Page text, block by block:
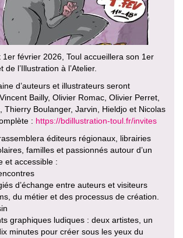
1er février 2026, Toul accueillera son 1er
l’Illustration à l’Atelier.
d’auteurs et illustrateurs seront
Bailly, Olivier Romac, Olivier Perret,
Thierry Boulanger, Jarvin, Hieldjo et Nicolas
: https://bdillustration-toul.fr/invites
éditeurs régionaux, librairies
familles et passionnés autour d’un
et accessible :
d’échange entre auteurs et visiteurs
du métier et des processus de création.
graphiques ludiques : deux artistes, un
minutes pour créer sous les yeux du